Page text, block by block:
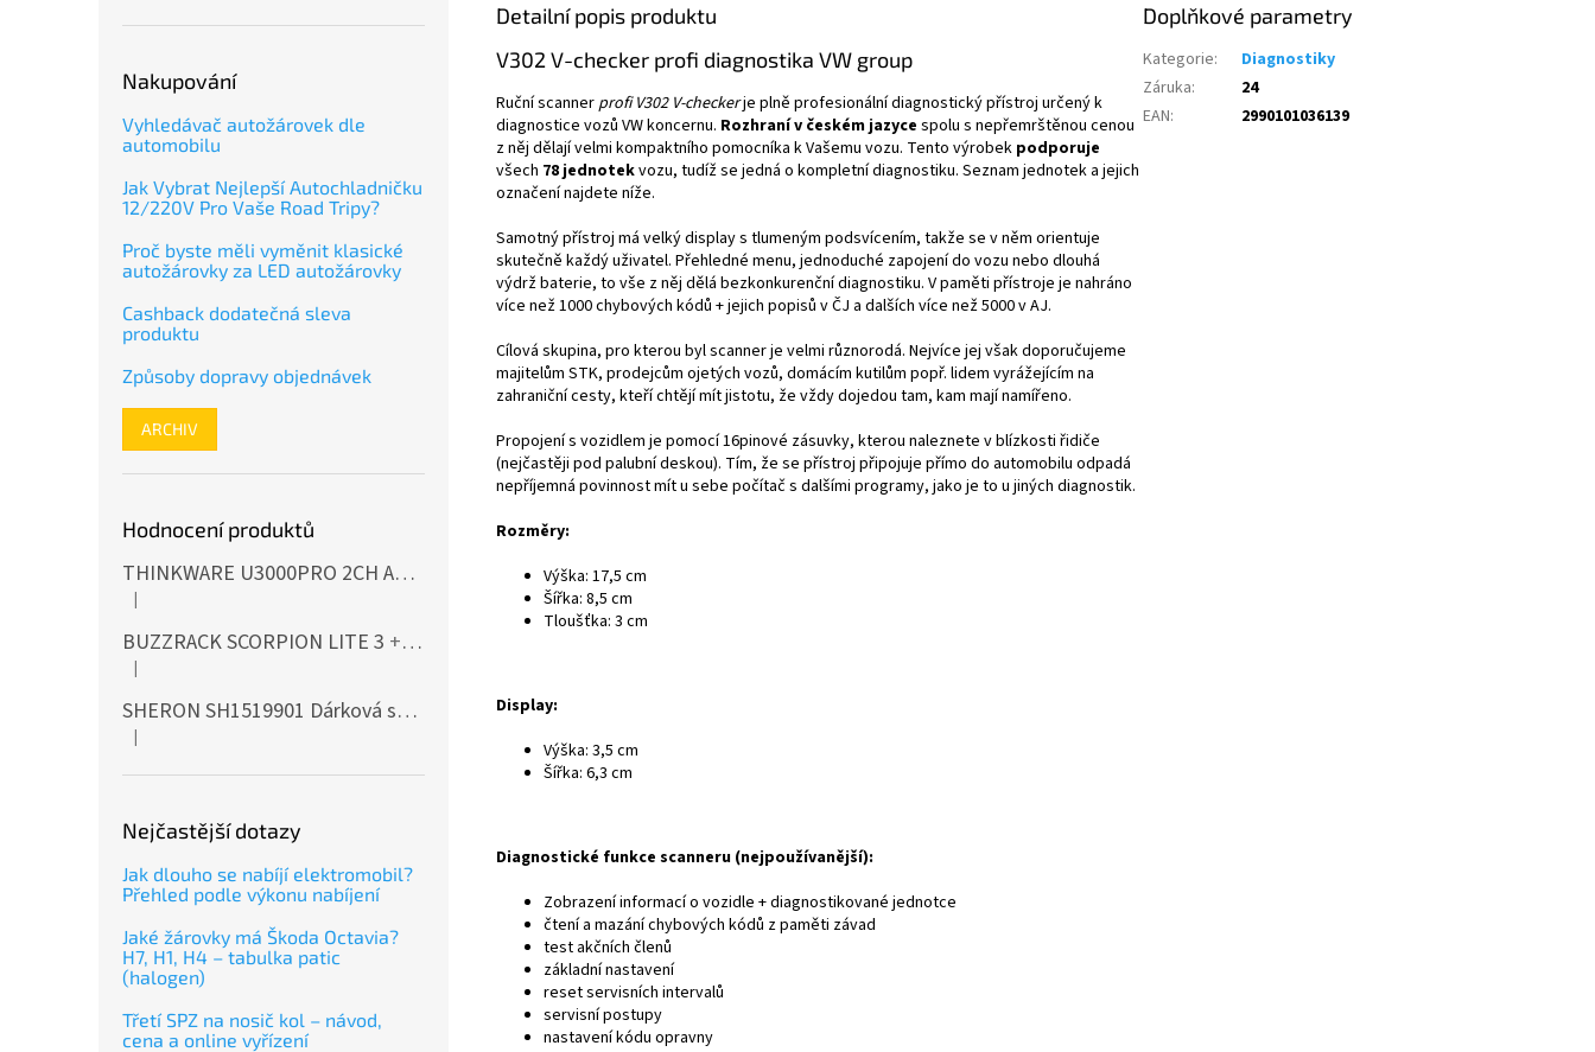
Nakupování
Vyhledávač autožárovek dle
automobilu
Jak Vybrat Nejlepší Autochladničku
12/220V Pro Vaše Road Tripy?
Proč byste měli vyměnit klasické
autožárovky za LED autožárovky
Cashback dodatečná sleva
produktu
Způsoby dopravy objednávek
ARCHIV
Hodnocení produktů
THINKWARE U3000PRO 2CH Autokamera 4K+2K, HDR, WiFi, GPS, BT, mikrovlnné senzory
Hodnocení produktu je 5 z 5 hvězdiček.
|
BUZZRACK SCORPION LITE 3 + Cashback 500 Kč jako dodatečná sleva za platbu předem
Hodnocení produktu je 5 z 5 hvězdiček.
|
SHERON SH1519901 Dárková sada EXTERIÉR
Hodnocení produktu je 5 z 5 hvězdiček.
|
Nejčastější dotazy
Jak dlouho se nabíjí elektromobil?
Přehled podle výkonu nabíjení
Jaké žárovky má Škoda Octavia?
H7, H1, H4 – tabulka patic
(halogen)
Třetí SPZ na nosič kol – návod,
cena a online vyřízení
Detailní popis produktu
V302 V-checker profi diagnostika VW group
Ruční scanner profi V302 V-checkerje plně profesionální diagnostický přístroj určený k
diagnostice vozů VW koncernu. Rozhraní v českém jazyce spolu s nepřemrštěnou cenou
z něj dělají velmi kompaktního pomocníka k Vašemu vozu. Tento výrobek podporuje
všech 78 jednotekvozu, tudíž se jedná o kompletní diagnostiku. Seznam jednotek a jejich
označení najdete níže.
Samotný přístroj má velký display s tlumeným podsvícením, takže se v něm orientuje
skutečně každý uživatel. Přehledné menu, jednoduché zapojení do vozu nebo dlouhá
výdrž baterie, to vše z něj dělá bezkonkurenční diagnostiku. V paměti přístroje je nahráno
více než 1000 chybových kódů + jejich popisů v ČJ a dalších více než 5000 v AJ.
Cílová skupina, pro kterou byl scanner je velmi různorodá. Nejvíce jej však doporučujeme
majitelům STK, prodejcům ojetých vozů, domácím kutilům popř. lidem vyrážejícím na
zahraniční cesty, kteří chtějí mít jistotu, že vždy dojedou tam, kam mají namířeno.
Propojení s vozidlem je pomocí 16pinové zásuvky, kterou naleznete v blízkosti řidiče
(nejčastěji pod palubní deskou). Tím, že se přístroj připojuje přímo do automobilu odpadá
nepříjemná povinnost mít u sebe počítač s dalšími programy, jako je to u jiných diagnostik.
Rozměry:
Výška: 17,5 cm
Šířka: 8,5 cm
Tloušťka: 3 cm
Display:
Výška: 3,5 cm
Šířka: 6,3 cm
Diagnostické funkce scanneru (nejpoužívanější):
Zobrazení informací o vozidle + diagnostikované jednotce
čtení a mazání chybových kódů z paměti závad
test akčních členů
základní nastavení
reset servisních intervalů
servisní postupy
nastavení kódu opravny
Doplňkové parametry
Kategorie:
Diagnostiky
Záruka:
24
EAN: 2990101036139